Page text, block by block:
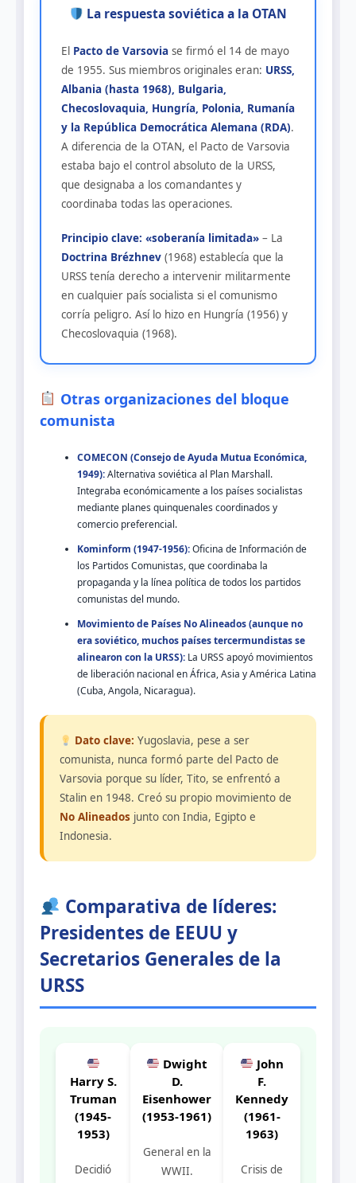
La respuesta soviética a la OTAN
El Pacto de Varsovia se firmó el 14 de mayo
de 1955. Sus miembros originales eran: URSS,
Albania (hasta 1968), Bulgaria,
Checoslovaquia, Hungría, Polonia, Rumanía
y la República Democrática Alemana (RDA).
A diferencia de la OTAN, el Pacto de Varsovia
estaba bajo el control absoluto de la URSS,
que designaba a los comandantes y
coordinaba todas las operaciones.
Principio clave: «soberanía limitada» – La
Doctrina Brézhnev (1968) establecía que la
URSS tenía derecho a intervenir militarmente
en cualquier país socialista si el comunismo
corría peligro. Así lo hizo en Hungría (1956) y
Checoslovaquia (1968).
Otras organizaciones del bloque
comunista
COMECON (Consejo de Ayuda Mutua Económica,
1949):Alternativa soviética al Plan Marshall.
Integraba económicamente a los países socialistas
mediante planes quinquenales coordinados y
comercio preferencial.
Kominform (1947-1956):Oficina de Información de
los Partidos Comunistas, que coordinaba la
propaganda y la línea política de todos los partidos
comunistas del mundo.
Movimiento de Países No Alineados (aunque no
era soviético, muchos países tercermundistas se
alinearon con la URSS): La URSS apoyó movimientos
de liberación nacional en África, Asia y América Latina
(Cuba, Angola, Nicaragua).
Dato clave: Yugoslavia, pese a ser
comunista, nunca formó parte del Pacto de
Varsovia porque su líder, Tito, se enfrentó a
Stalin en 1948. Creó su propio movimiento de
No Alineados junto con India, Egipto e
Indonesia.
Comparativa de líderes:
Presidentes de EEUU y
Secretarios Generales de la
URSS
Harry S.
Truman
(1945-
1953)
Decidió
Dwight
D.
Eisenhower
(1953-1961)
General en la
WWII.
John
F.
Kennedy
(1961-
1963)
Crisis de